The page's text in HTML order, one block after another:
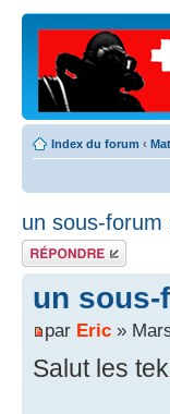
Index du forum ‹
un sous-forum
Répondre
un
par Eric »
Salut les